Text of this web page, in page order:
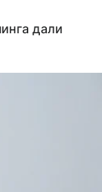
дали